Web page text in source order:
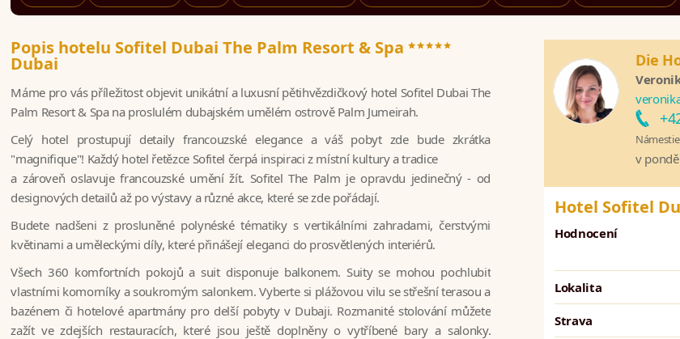
Die
v
Hotel Sofitel
Hodnocení
Lokalita
Strava
Popis hotelu Sofitel Dubai The Palm Resort & Spa*****
Dubai
Máme pro vás příležitost objevit unikátní a luxusní pětihvězdičkový hotel Sofitel Dubai The
Palm Resort & Spa na proslulém dubajském umělém ostrově Palm Jumeirah.
Celý hotel prostupují detaily francouzské elegance a váš pobyt zde bude zkrátka
"magnifique"! Každý hotel řetězce Sofitel čerpá inspiraci z místní kultury a tradice
a zároveň oslavuje francouzské umění žít. Sofitel The Palm je opravdu jedinečný - od
designových detailů až po výstavy a různé akce, které se zde pořádají.
Budete nadšeni z prosluněné polynéské tématiky s vertikálními zahradami, čerstvými
květinami a uměleckými díly, které přinášejí eleganci do prosvětlených interiérů.
Všech 360 komfortních pokojů a suit disponuje balkonem. Suity se mohou pochlubit
vlastními komorníky a soukromým salonkem. Vyberte si plážovou vilu se střešní terasou a
bazénem či hotelové apartmány pro delší pobyty v Dubaji. Rozmanité stolování můžete
zažít ve zdejších restauracích, které jsou ještě doplněny o vytříbené bary a salonky.